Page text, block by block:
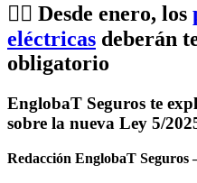
🚴‍♂️ Desde enero, los
eléctricas deberán
obligatorio
EnglobaT Seguros te
sobre la nueva Ley 5/
Redacción EnglobaT Seguros